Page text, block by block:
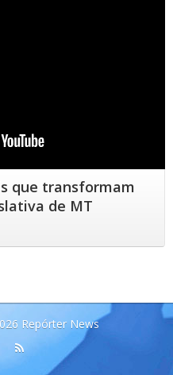
que transformam
de MT
Repórter News